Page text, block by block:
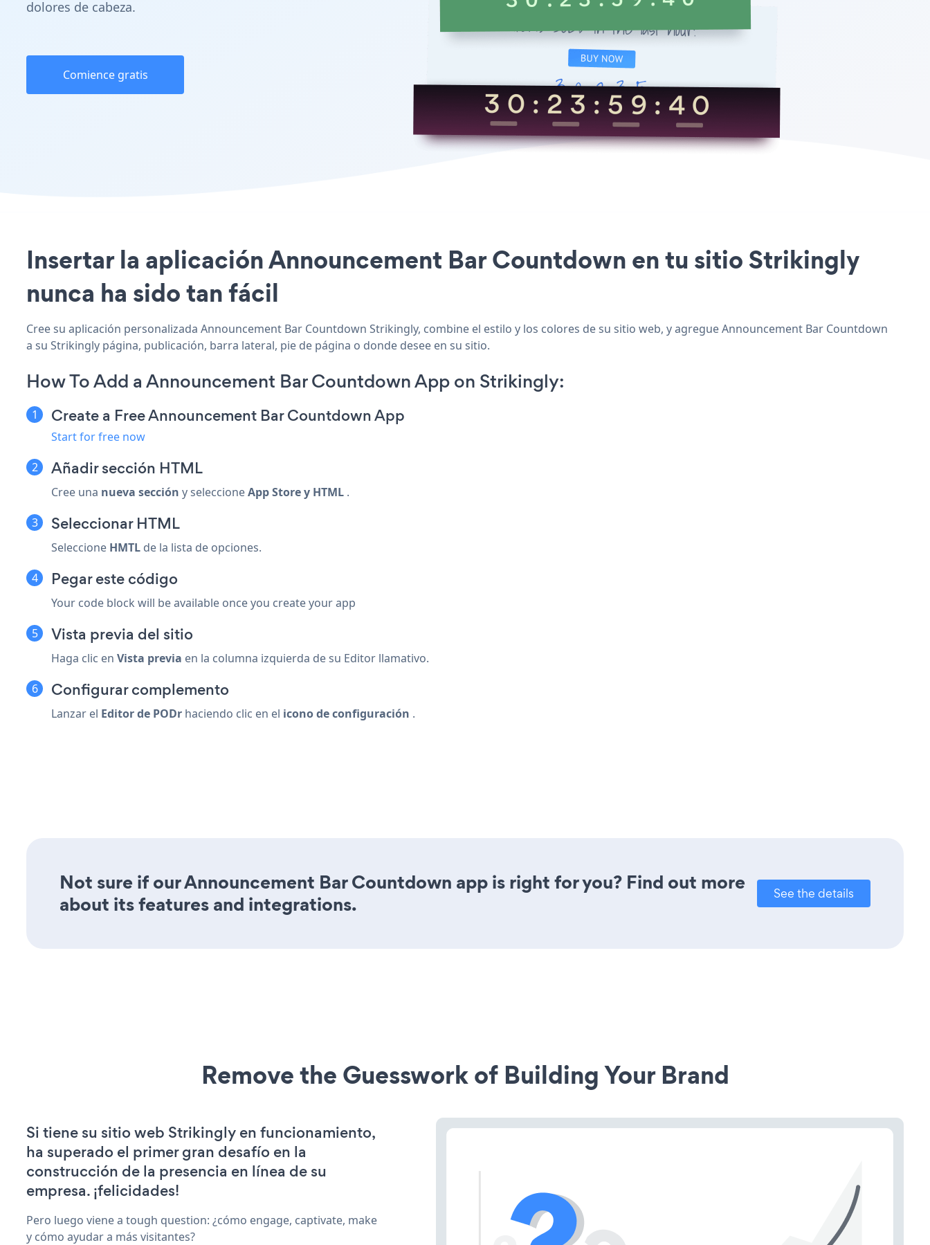
dolores de cabeza.
Comience gratis
Insertar la aplicación Announcement Bar Countdown en tu sitio Strikingly
nunca ha sido tan fácil
Cree su aplicación personalizada Announcement Bar Countdown Strikingly, combine el estilo y los colores de su sitio web, y agregue Announcement Bar Countdown
a su Strikingly página, publicación, barra lateral, pie de página o donde desee en su sitio.
How To Add a Announcement Bar Countdown App on Strikingly:
Create a Free Announcement Bar Countdown App
Start for free now
Añadir sección HTML
Cree una nueva sección y seleccioneApp Store y HTML .
SeleccionarHTML
Seleccione HMTL de la lista de opciones.
Pegar este código
Your code block will be available once you create your app
Vista previa del sitio
Haga clic en Vista previa en la columna izquierda de su Editor llamativo.
Configurar complemento
Lanzar el Editor de PODr haciendo clic en el icono de configuración .
Not sure if our Announcement Bar Countdown app is right for you? Find out more
about its features and integrations.
See the details
Remove the Guesswork of Building Your Brand
Si tiene su sitio web Strikingly en funcionamiento,
ha superado el primer gran desafío en la
construcción de la presencia en línea de su
empresa. ¡felicidades!
Pero luego viene a tough question: ¿cómo engage, captivate, make
y cómo ayudar a más visitantes?